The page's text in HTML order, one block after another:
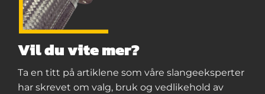
Vil du vite mer?
Ta en titt på artiklene som våre slangeeksperter
har skrevet om valg, bruk og vedlikehold av